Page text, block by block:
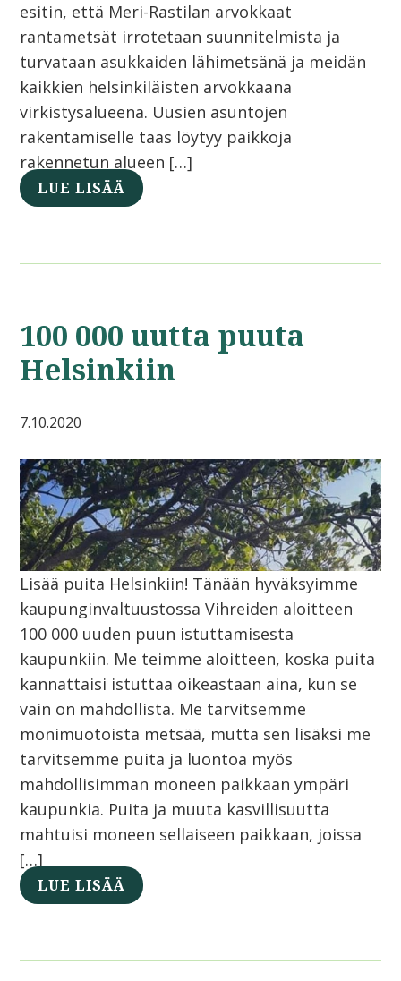
esitin, että Meri-Rastilan arvokkaat
rantametsät irrotetaan suunnitelmista ja
turvataan asukkaiden lähimetsänä ja meidän
kaikkien helsinkiläisten arvokkaana
virkistysalueena. Uusien asuntojen
rakentamiselle taas löytyy paikkoja
rakennetun alueen […]
LUE LISÄÄ
100 000 uutta puuta
Helsinkiin
7.10.2020
Lisää puita Helsinkiin! Tänään hyväksyimme
kaupunginvaltuustossa Vihreiden aloitteen
100 000 uuden puun istuttamisesta
kaupunkiin. Me teimme aloitteen, koska puita
kannattaisi istuttaa oikeastaan aina, kun se
vain on mahdollista. Me tarvitsemme
monimuotoista metsää, mutta sen lisäksi me
tarvitsemme puita ja luontoa myös
mahdollisimman moneen paikkaan ympäri
kaupunkia. Puita ja muuta kasvillisuutta
mahtuisi moneen sellaiseen paikkaan, joissa
[…]
LUE LISÄÄ